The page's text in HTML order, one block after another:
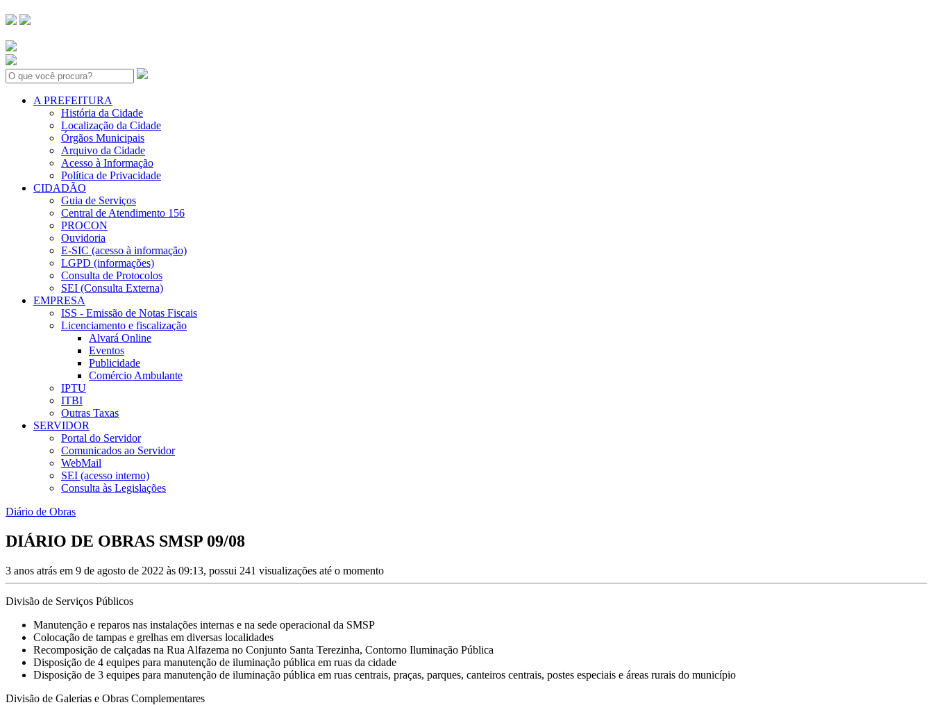
Search:
A PREFEITURA
História da Cidade
Localização da Cidade
Órgãos Municipais
Arquivo da Cidade
Acesso à Informação
Política de Privacidade
CIDADÃO
Guia de Serviços
Central de Atendimento 156
PROCON
Ouvidoria
E-SIC (acesso à informação)
LGPD (informações)
Consulta de Protocolos
SEI (Consulta Externa)
EMPRESA
ISS - Emissão de Notas Fiscais
Licenciamento e fiscalização
Alvará Online
Eventos
Publicidade
Comércio Ambulante
IPTU
ITBI
Outras Taxas
SERVIDOR
Portal do Servidor
Comunicados ao Servidor
WebMail
SEI (acesso interno)
Consulta às Legislações
Diário de Obras
DIÁRIO DE OBRAS SMSP 09/08
3 anos atrás em 9 de agosto de 2022 às 09:13, possui 241 visualizações até o momento
Divisão de Serviços Públicos
Manutenção e reparos nas instalações internas e na sede operacional da SMSP
Colocação de tampas e grelhas em diversas localidades
Recomposição de calçadas na Rua Alfazema no Conjunto Santa Terezinha, Contorno Iluminação Pública
Disposição de 4 equipes para manutenção de iluminação pública em ruas da cidade
Disposição de 3 equipes para manutenção de iluminação pública em ruas centrais, praças, parques, canteiros centrais, postes especiais e áreas rurais do município
Divisão de Galerias e Obras Complementares